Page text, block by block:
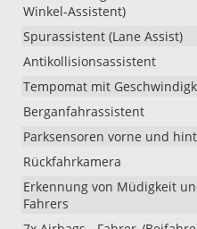
Winkel-Assistent)
Spurassistent (Lane Assist)
Antikollisionsassistent
Tempomat mit
Berganfahrassistent
Parksensoren vorne und
Rückfahrkamera
Erkennung von Müdigkeit
Fahrers